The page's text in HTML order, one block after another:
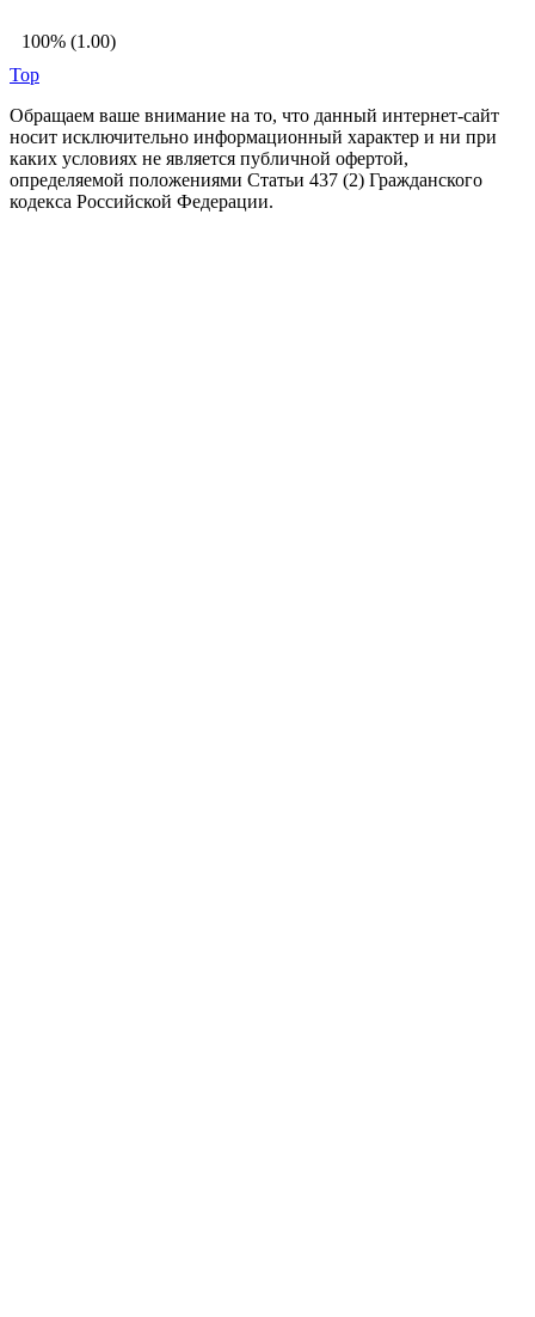
100% (1.00)
Top
Обращаем ваше внимание на то, что данный интернет-сайт
носит исключительно информационный характер и ни при
каких условиях не является публичной офертой,
определяемой положениями Статьи 437 (2) Гражданского
кодекса Российской Федерации.